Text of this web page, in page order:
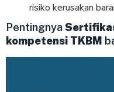
risiko kerusakan
Pentingnya
kompetensi TKBM